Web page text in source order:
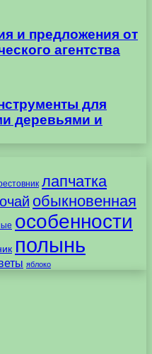
и предложения от
агентства
для
деревьями и
лапчатка
обыкновенная
особенности
полынь
яблоко